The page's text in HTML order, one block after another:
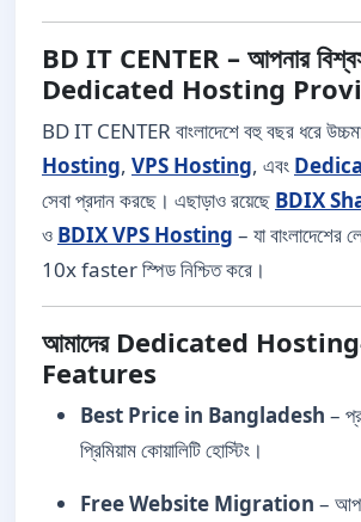
BD IT CENTER – আপনার
Dedicated Hosting
BD IT CENTER বাংলাদেশে বহু বছর ধরে
Hosting, VPS Hosting, এবং
সেবা প্রদান করছে। এছাড়াও রয়েছে BDIX
ও BDIX VPS Hosting – যা বাংলাদেশের
10x faster স্পিড নিশ্চিত করে।
আমাদের Dedicated
Features
Best Price in Bangladesh –
প্রিমিয়াম কোয়ালিটি হোস্টিং।
Free Website Migration –